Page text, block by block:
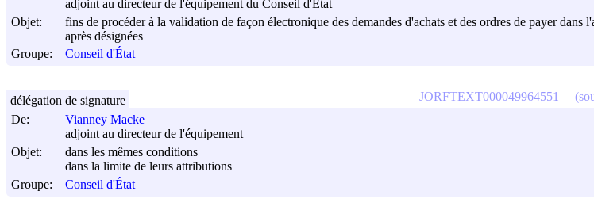
adjoint au directeur de l'équipement du Conseil d'Etat
Objet:
fins de procéder à la validation de façon électronique des demandes d'achats et des ordres de payer
après désignées
Groupe:
Conseil d'État
De:
Vianney Macke
adjoint au directeur de l'équipement
Objet:
dans les mêmes conditions
dans la limite de leurs attributions
Groupe:
Conseil d'État
JORFTEXT000049964551
délégation de signature